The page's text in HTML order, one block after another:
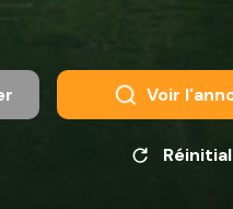
Voir